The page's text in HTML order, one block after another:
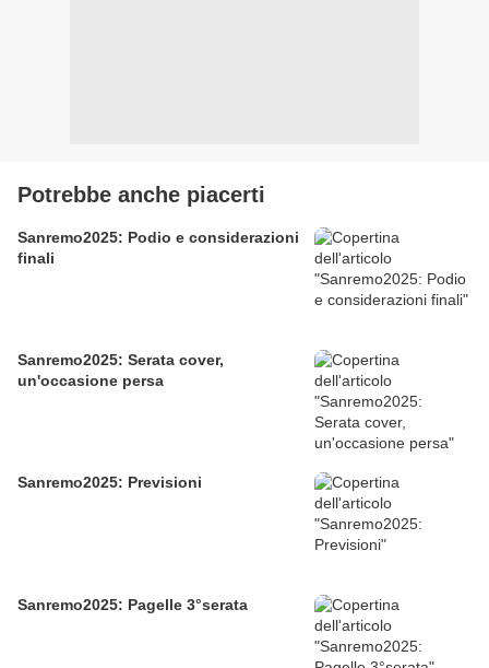
Potrebbe anche piacerti
Sanremo2025: Podio e considerazioni
finali
Sanremo2025: Serata cover,
un'occasione persa
Sanremo2025: Previsioni
Sanremo2025: Pagelle 3°serata